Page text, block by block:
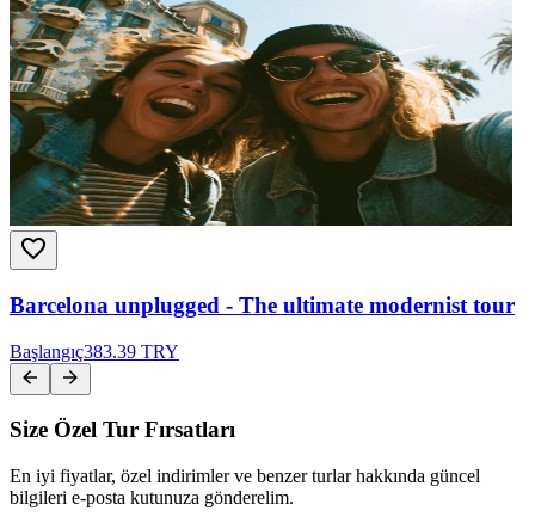
Barcelona unplugged - The ultimate modernist tour
Başlangıç383.39 TRY
Size Özel Tur Fırsatları
En iyi fiyatlar, özel indirimler ve benzer turlar hakkında güncel
bilgileri e-posta kutunuza gönderelim.